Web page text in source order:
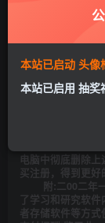
此处
本站所发布的一
商业或者非法用
电脑中彻底删除
买注册，得到更好
附:二00二年
了学习和研究软
者存储软件等方式
本站已启动 头像
本站已启用 抽奖